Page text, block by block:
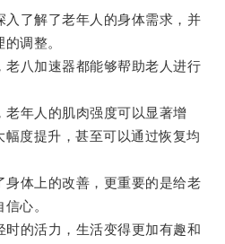
了解了老年人的身体需求，并
调整。
八加速器都能够帮助老人进行
年人的肌肉强度可以显著增
度提升，甚至可以通过恢复均
体上的改善，更重要的是给老
心。
的活力，生活变得更加有趣和